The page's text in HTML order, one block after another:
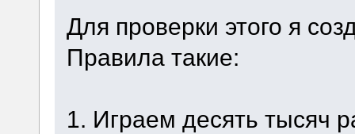
Для проверки этого я
Правила такие:
1. Играем десять тысяч